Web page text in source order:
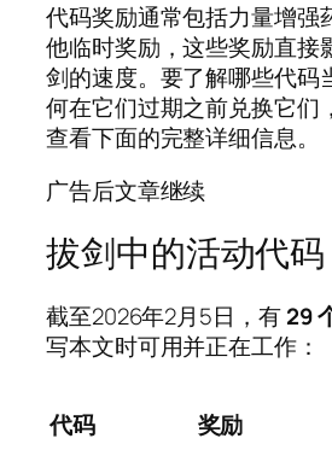
代码奖励通常包括力量增强
他临时奖励，这些奖励直接
剑的速度。要了解哪些代码
何在它们过期之前兑换它们
查看下面的完整详细信息。
广告后文章继续
拔剑中的活动代码
截至2026年2月5日，有29
写本文时可用并正在工作：
代码 奖励